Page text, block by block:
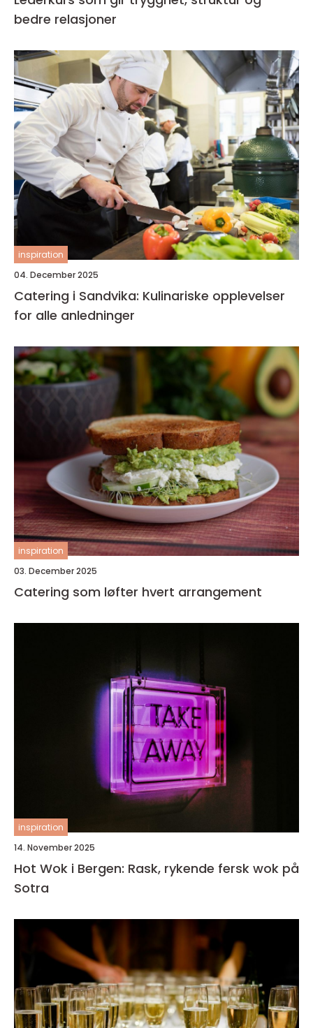
bedre relasjoner
inspiration
04. December 2025
Catering i Sandvika: Kulinariske opplevelser
for alle anledninger
inspiration
03. December 2025
Catering som løfter hvert arrangement
inspiration
14. November 2025
Hot Wok i Bergen: Rask, rykende fersk wok på
Sotra